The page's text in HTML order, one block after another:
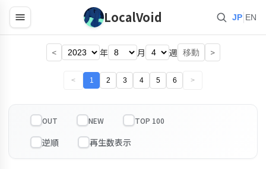
LocalVoid JP EN
< 年 月 週 移動 >
< 1 2 3 4 5 6 >
OUT NEW TOP 100